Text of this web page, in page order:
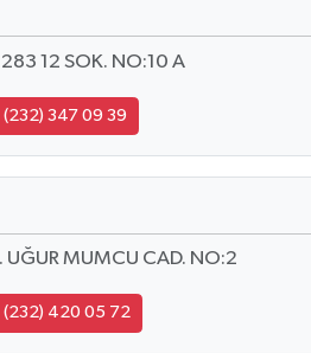
12 SOK. NO:10 A
(232) 347 09 39
UĞUR MUMCU CAD. NO:2
(232) 420 05 72